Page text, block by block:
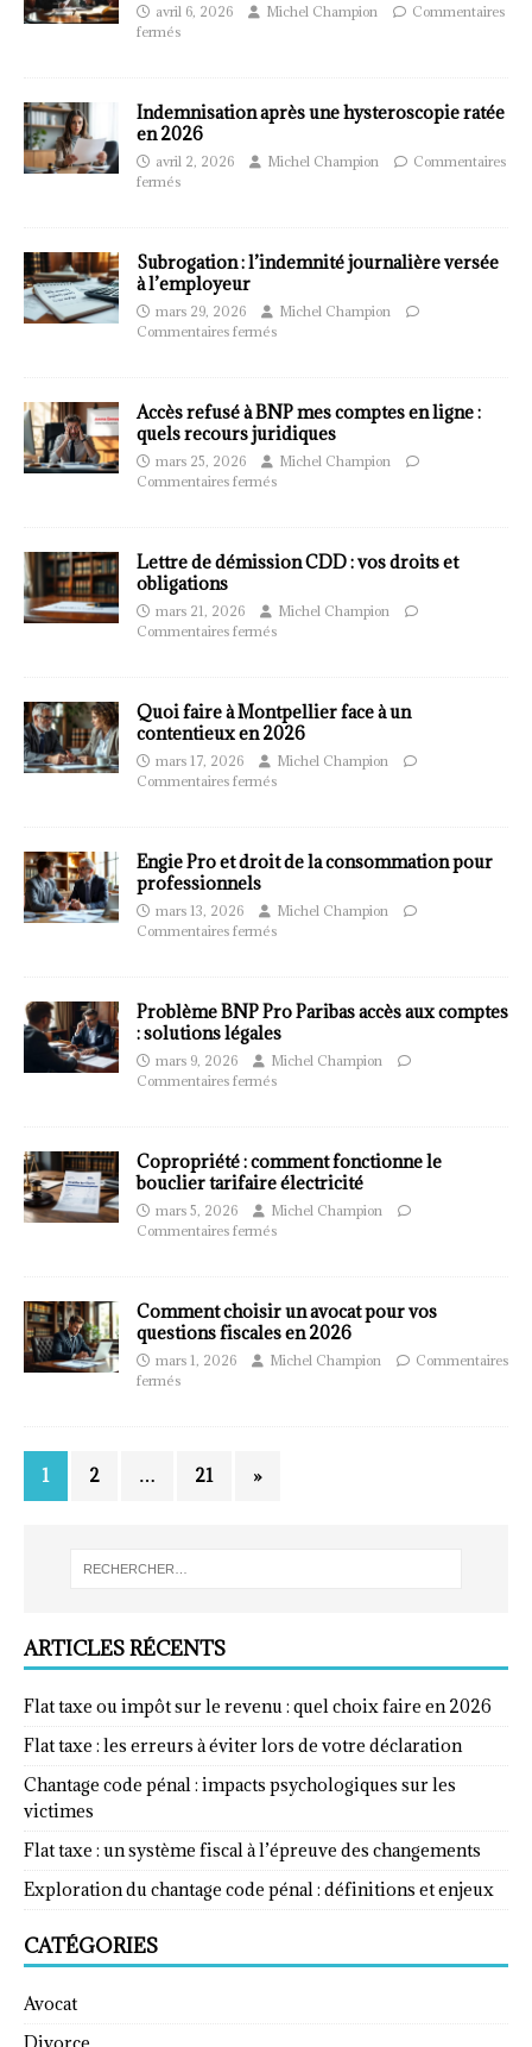
avril 6, 2026 Michel Champion
Commentaires
fermés
Indemnisation après une hysteroscopie ratée
en 2026
avril 2, 2026 Michel Champion
Commentaires
fermés
Subrogation : l’indemnité journalière versée
à l’employeur
mars 29, 2026
Michel Champion
Commentaires fermés
Accès refusé à BNP mes comptes en ligne :
quels recours juridiques
mars 25, 2026
Michel Champion
Commentaires fermés
Lettre de démission CDD : vos droits et
obligations
mars 21, 2026
Michel Champion
Commentaires fermés
Quoi faire à Montpellier face à un
contentieux en 2026
mars 17, 2026
Michel Champion
Commentaires fermés
Engie Pro et droit de la consommation pour
professionnels
mars 13, 2026
Michel Champion
Commentaires fermés
Problème BNP Pro Paribas accès aux comptes
: solutions légales
mars 9, 2026
Michel Champion
Commentaires fermés
Copropriété : comment fonctionne le
bouclier tarifaire électricité
mars 5, 2026
Michel Champion
Commentaires fermés
Comment choisir un avocat pour vos
questions fiscales en 2026
mars 1, 2026 Michel Champion
Commentaires
fermés
1 2 … 21 »
ARTICLES RÉCENTS
Flat taxe ou impôt sur le revenu : quel choix faire en 2026
Flat taxe : les erreurs à éviter lors de votre déclaration
Chantage code pénal : impacts psychologiques sur les
victimes
Flat taxe : un système fiscal à l’épreuve des changements
Exploration du chantage code pénal : définitions et enjeux
CATÉGORIES
Avocat